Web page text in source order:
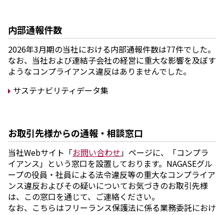
内部通報件数
2026年3月期の当社における内部通報件数は77件でした。
なお、当社および連結子会社の経営に重大な影響を及ぼす
ようなコンプライアンス違反はありませんでした。
サステナビリティデータ集
お取引先様からの通報・相談窓口
当社Webサイト「お問い合わせ」ページに、「コンプラ
イアンス」という窓口を設置しております。NAGASEグル
ープの役員・社員による法令違反等の重大なコンプライア
ンス違反およびその疑いについてお気づきのお取引先様
は、この窓口を通じて、ご連絡ください。
なお、こちらはフリーランス保護法に係る業務委託におけ